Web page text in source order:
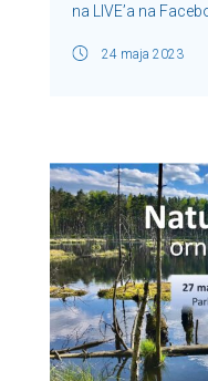
na LIVE’a na
24 maja 2023